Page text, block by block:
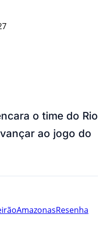
o time do Rio
ao jogo do
AmazonasResenha